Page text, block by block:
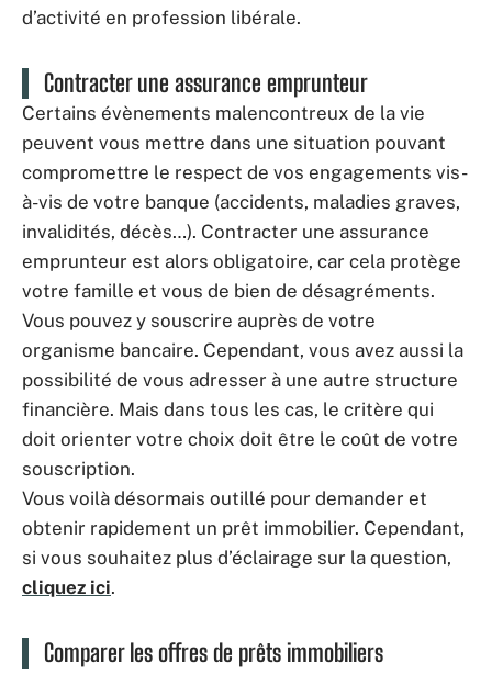
d’activité en profession libérale.
Contracter une assurance emprunteur
Certains évènements malencontreux de la vie
peuvent vous mettre dans une situation pouvant
compromettre le respect de vos engagements vis-
à-vis de votre banque (accidents, maladies graves,
invalidités, décès…). Contracter une assurance
emprunteur est alors obligatoire, car cela protège
votre famille et vous de bien de désagréments.
Vous pouvez y souscrire auprès de votre
organisme bancaire. Cependant, vous avez aussi la
possibilité de vous adresser à une autre structure
financière. Mais dans tous les cas, le critère qui
doit orienter votre choix doit être le coût de votre
souscription.
Vous voilà désormais outillé pour demander et
obtenir rapidement un prêt immobilier. Cependant,
si vous souhaitez plus d’éclairage sur la question,
cliquez ici.
Comparer les offres de prêts immobiliers